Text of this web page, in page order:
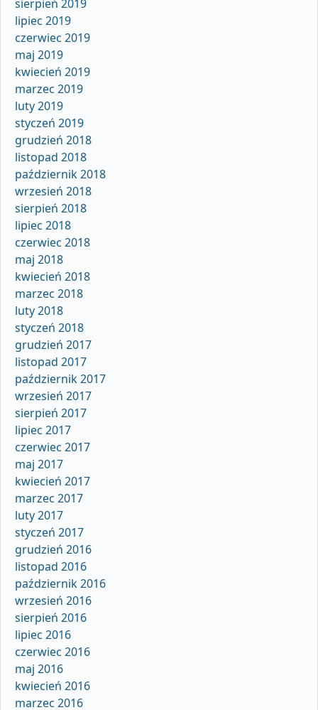
sierpień 2019
lipiec 2019
czerwiec 2019
maj 2019
kwiecień 2019
marzec 2019
luty 2019
styczeń 2019
grudzień 2018
listopad 2018
październik 2018
wrzesień 2018
sierpień 2018
lipiec 2018
czerwiec 2018
maj 2018
kwiecień 2018
marzec 2018
luty 2018
styczeń 2018
grudzień 2017
listopad 2017
październik 2017
wrzesień 2017
sierpień 2017
lipiec 2017
czerwiec 2017
maj 2017
kwiecień 2017
marzec 2017
luty 2017
styczeń 2017
grudzień 2016
listopad 2016
październik 2016
wrzesień 2016
sierpień 2016
lipiec 2016
czerwiec 2016
maj 2016
kwiecień 2016
marzec 2016